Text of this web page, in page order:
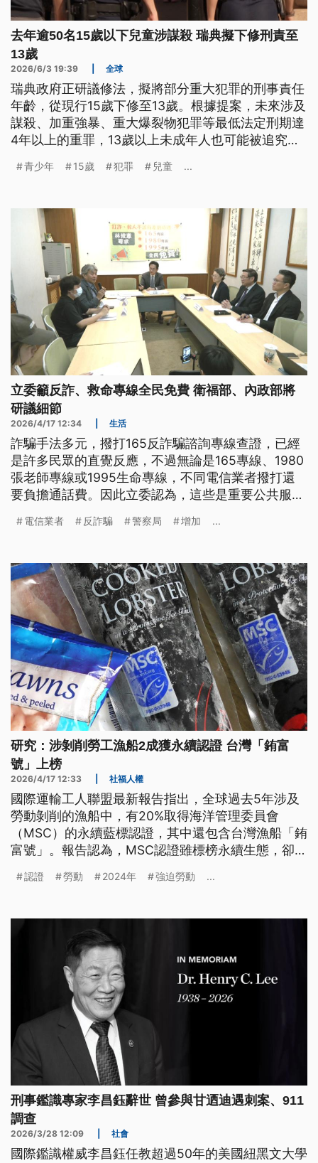
去年逾50名15歲以下兒童涉謀殺 瑞典擬下修刑責至
13歲
2026/6/3 19:39 全球
瑞典政府正研議修法，擬將部分重大犯罪的刑事責任
年齡，從現行15歲下修至13歲。根據提案，未來涉及
謀殺、加重強暴、重大爆裂物犯罪等最低法定刑期達
4年以上的重罪，13歲以上未成年人也可能被追究刑
若獲通過，最快將於7月實施，並先試行5年。
青少年 15歲 犯罪 兒童 ...
立委籲反詐、救命專線全民免費 衛福部、內政部將
研議細節
2026/4/17 12:34 生活
詐騙手法多元，撥打165反詐騙諮詢專線查證，已經
是許多民眾的直覺反應，不過無論是165專線、1980
張老師專線或1995生命專線，不同電信業者撥打還
要負擔通話費。因此立委認為，這些是重要公共服
籲政府應編列預算，讓全民都能免費使用。衛福部以
電信業者 反詐騙 警察局 增加 ...
研究：涉剝削勞工漁船2成獲永續認證 台灣「銪富
號」上榜
2026/4/17 12:33 社福人權
國際運輸工人聯盟最新報告指出，全球過去5年涉及
勞動剝削的漁船中，有20%取得海洋管理委員會
（MSC）的永續藍標認證，其中還包含台灣漁船「銪
富號」。報告認為，MSC認證雖標榜永續生態，卻可
道德標準產品的「道德採購假象」。MSC則回應，該
認證 勞動 2024年 強迫勞動 ...
刑事鑑識專家李昌鈺辭世 曾參與甘迺迪遇刺案、911
調查
2026/3/28 12:09 社會
國際鑑識權威李昌鈺任教超過50年的美國紐黑文大學